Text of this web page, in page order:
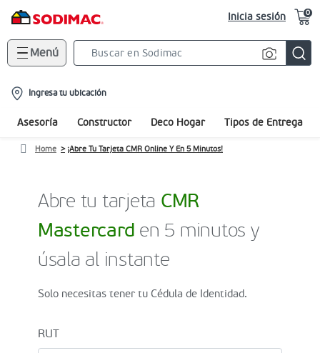
Inicia sesión 0
Menú
location-
icon
Ingresa tu ubicación
Asesoría Constructor Deco Hogar Tipos de Entrega
Home ¡Abre Tu Tarjeta CMR Online Y En 5 Minutos!
Abre tu tarjeta CMR
Mastercard en 5 minutos y
úsala al instante
Solo necesitas tener tu Cédula de Identidad.
RUT